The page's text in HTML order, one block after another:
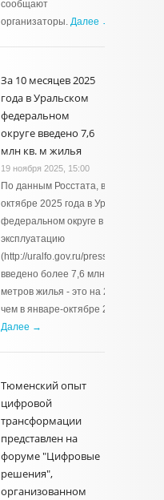
сообщают
организаторы. Далее →
За 10 месяцев 2025
года в Уральском
федеральном
округе введено 7,6
млн кв. м жилья
19 ноября 2025, 15:00
По данным Росстата, в январе-
октябре 2025 года в Уральском
федеральном округе в
эксплуатацию
(http://uralfo.gov.ru/press/events/
введено более 7,6 млн квадратных
метров жилья - это на 2% больше,
чем в январе-октябре 2024 года.
Далее →
Тюменский опыт
цифровой
трансформации
представлен на
форуме "Цифровые
решения",
организованном